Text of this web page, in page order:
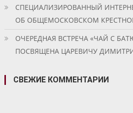
СПЕЦИАЛИЗИРОВАННЫЙ
ОБ ОБЩЕМОСКОВСКОМ
ОЧЕРЕДНАЯ ВСТРЕЧА «ЧАЙ С
ПОСВЯЩЕНА ЦАРЕВИЧУ
СВЕЖИЕ КОММЕНТАРИИ